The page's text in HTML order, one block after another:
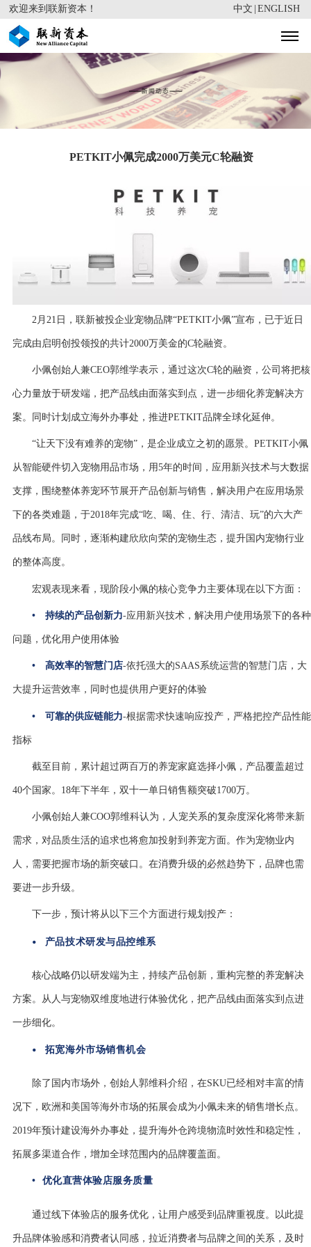
欢迎来到联新资本！ 中文 ENGLISH
PETKIT小佩完成2000万美元C轮融资
2月21日，联新被投企业宠物品牌“PETKIT小佩”宣布，已于近日
完成由启明创投领投的共计2000万美金的C轮融资。
小佩创始人兼CEO郭维学表示，通过这次C轮的融资，公司将把核
心力量放于研发端，把产品线由面落实到点，进一步细化养宠解决方
案。同时计划成立海外办事处，推进PETKIT品牌全球化延伸。
“让天下没有难养的宠物”，是企业成立之初的愿景。PETKIT小佩
从智能硬件切入宠物用品市场，用5年的时间，应用新兴技术与大数据
支撑，围绕整体养宠环节展开产品创新与销售，解决用户在应用场景
下的各类难题，于2018年完成“吃、喝、住、行、清洁、玩”的六大产
品线布局。同时，逐渐构建欣欣向荣的宠物生态，提升国内宠物行业
的整体高度。
宏观表现来看，现阶段小佩的核心竞争力主要体现在以下方面：
• 持续的产品创新力-应用新兴技术，解决用户使用场景下的各种
问题，优化用户使用体验
• 高效率的智慧门店-依托强大的SAAS系统运营的智慧门店，大
大提升运营效率，同时也提供用户更好的体验
• 可靠的供应链能力-根据需求快速响应投产，严格把控产品性能
指标
截至目前，累计超过两百万的养宠家庭选择小佩，产品覆盖超过
40个国家。18年下半年，双十一单日销售额突破1700万。
小佩创始人兼COO郭维科认为，人宠关系的复杂度深化将带来新
需求，对品质生活的追求也将愈加投射到养宠方面。作为宠物业内
人，需要把握市场的新突破口。在消费升级的必然趋势下，品牌也需
要进一步升级。
下一步，预计将从以下三个方面进行规划投产：
• 产品技术研发与品控维系
核心战略仍以研发端为主，持续产品创新，重构完整的养宠解决
方案。从人与宠物双维度地进行体验优化，把产品线由面落实到点进
一步细化。
• 拓宽海外市场销售机会
除了国内市场外，创始人郭维科介绍，在SKU已经相对丰富的情
况下，欧洲和美国等海外市场的拓展会成为小佩未来的销售增长点。
2019年预计建设海外办事处，提升海外仓跨境物流时效性和稳定性，
拓展多渠道合作，增加全球范围内的品牌覆盖面。
• 优化直营体验店服务质量
通过线下体验店的服务优化，让用户感受到品牌重视度。以此提
升品牌体验感和消费者认同感，拉近消费者与品牌之间的关系，及时